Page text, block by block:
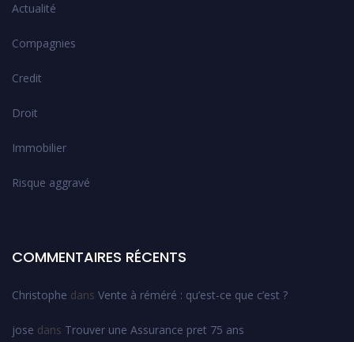
Actualité
Compagnies
Credit
Droit
Immobilier
Risque aggravé
COMMENTAIRES RÉCENTS
Christophe dans Vente à réméré : qu’est-ce que c’est ?
jose dans Trouver une Assurance pret 75 ans